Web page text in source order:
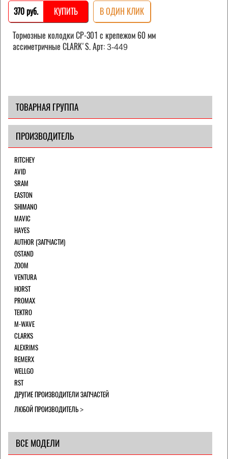
370 pуб. КУПИТЬ В ОДИН КЛИК
Тормозные колодки CP-301 с крепежом 60 мм
ассиметричные СLARK'S. Арт: 3-449
ТОВАРНАЯ ГРУППА
ПРОИЗВОДИТЕЛЬ
RITCHEY
AVID
SRAM
EASTON
SHIMANO
MAVIC
HAYES
AUTHOR (ЗАПЧАСТИ)
OSTAND
ZOOM
VENTURA
HORST
PROMAX
TEKTRO
M-WAVE
CLARKS
ALEXRIMS
REMERX
WELLGO
RST
ДРУГИЕ ПРОИЗВОДИТЕЛИ ЗАПЧАСТЕЙ
ЛЮБОЙ ПРОИЗВОДИТЕЛЬ
ВСЕ МОДЕЛИ